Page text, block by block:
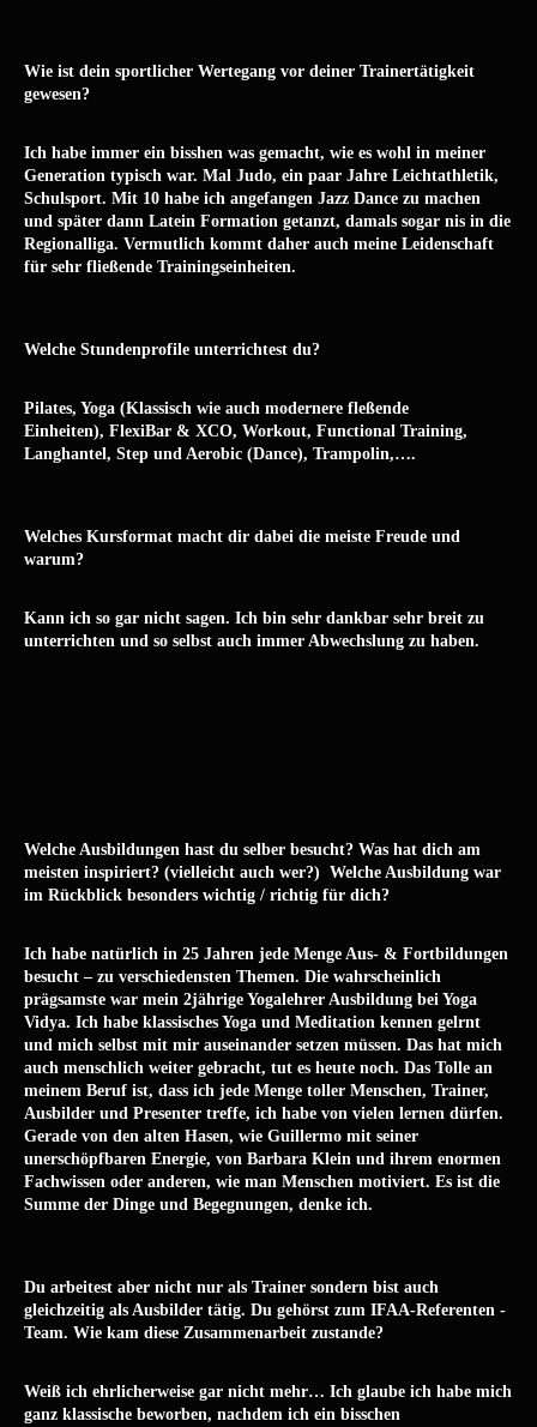
Wie ist dein sportlicher Wertegang vor deiner Trainertätigkeit
gewesen?
Ich habe immer ein bisshen was gemacht, wie es wohl in meiner
Generation typisch war. Mal Judo, ein paar Jahre Leichtathletik,
Schulsport. Mit 10 habe ich angefangen Jazz Dance zu machen
und später dann Latein Formation getanzt, damals sogar nis in die
Regionalliga. Vermutlich kommt daher auch meine Leidenschaft
für sehr fließende Trainingseinheiten.
Welche Stundenprofile unterrichtest du?
Pilates, Yoga (Klassisch wie auch modernere fleßende
Einheiten), FlexiBar & XCO, Workout, Functional Training,
Langhantel, Step und Aerobic (Dance), Trampolin,….
Welches Kursformat macht dir dabei die meiste Freude und
warum?
Kann ich so gar nicht sagen. Ich bin sehr dankbar sehr breit zu
unterrichten und so selbst auch immer Abwechslung zu haben.
Welche Ausbildungen hast du selber besucht? Was hat dich am
meisten inspiriert? (vielleicht auch wer?) Welche Ausbildung war
im Rückblick besonders wichtig / richtig für dich?
Ich habe natürlich in 25 Jahren jede Menge Aus- & Fortbildungen
besucht – zu verschiedensten Themen. Die wahrscheinlich
prägsamste war mein 2jährige Yogalehrer Ausbildung bei Yoga
Vidya. Ich habe klassisches Yoga und Meditation kennen gelrnt
und mich selbst mit mir auseinander setzen müssen. Das hat mich
auch menschlich weiter gebracht, tut es heute noch. Das Tolle an
meinem Beruf ist, dass ich jede Menge toller Menschen, Trainer,
Ausbilder und Presenter treffe, ich habe von vielen lernen dürfen.
Gerade von den alten Hasen, wie Guillermo mit seiner
unerschöpfbaren Energie, von Barbara Klein und ihrem enormen
Fachwissen oder anderen, wie man Menschen motiviert. Es ist die
Summe der Dinge und Begegnungen, denke ich.
Du arbeitest aber nicht nur als Trainer sondern bist auch
gleichzeitig als Ausbilder tätig. Du gehörst zum IFAA-Referenten -
Team. Wie kam diese Zusammenarbeit zustande?
Weiß ich ehrlicherweise gar nicht mehr… Ich glaube ich habe mich
ganz klassische beworben, nachdem ich ein bisschen